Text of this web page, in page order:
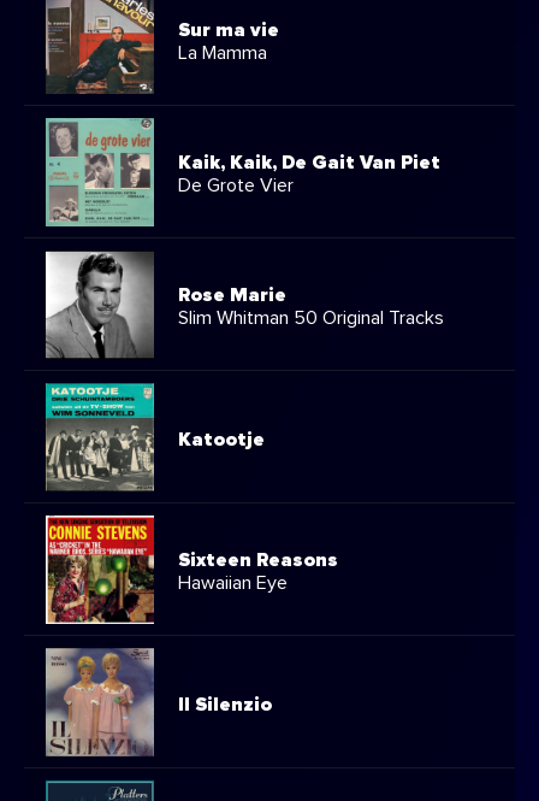
Sur ma vie
La Mamma
Kaik, Kaik, De Gait Van Piet
De Grote Vier
Rose Marie
Slim Whitman 50 Original Tracks
Katootje
Sixteen Reasons
Hawaiian Eye
Il Silenzio